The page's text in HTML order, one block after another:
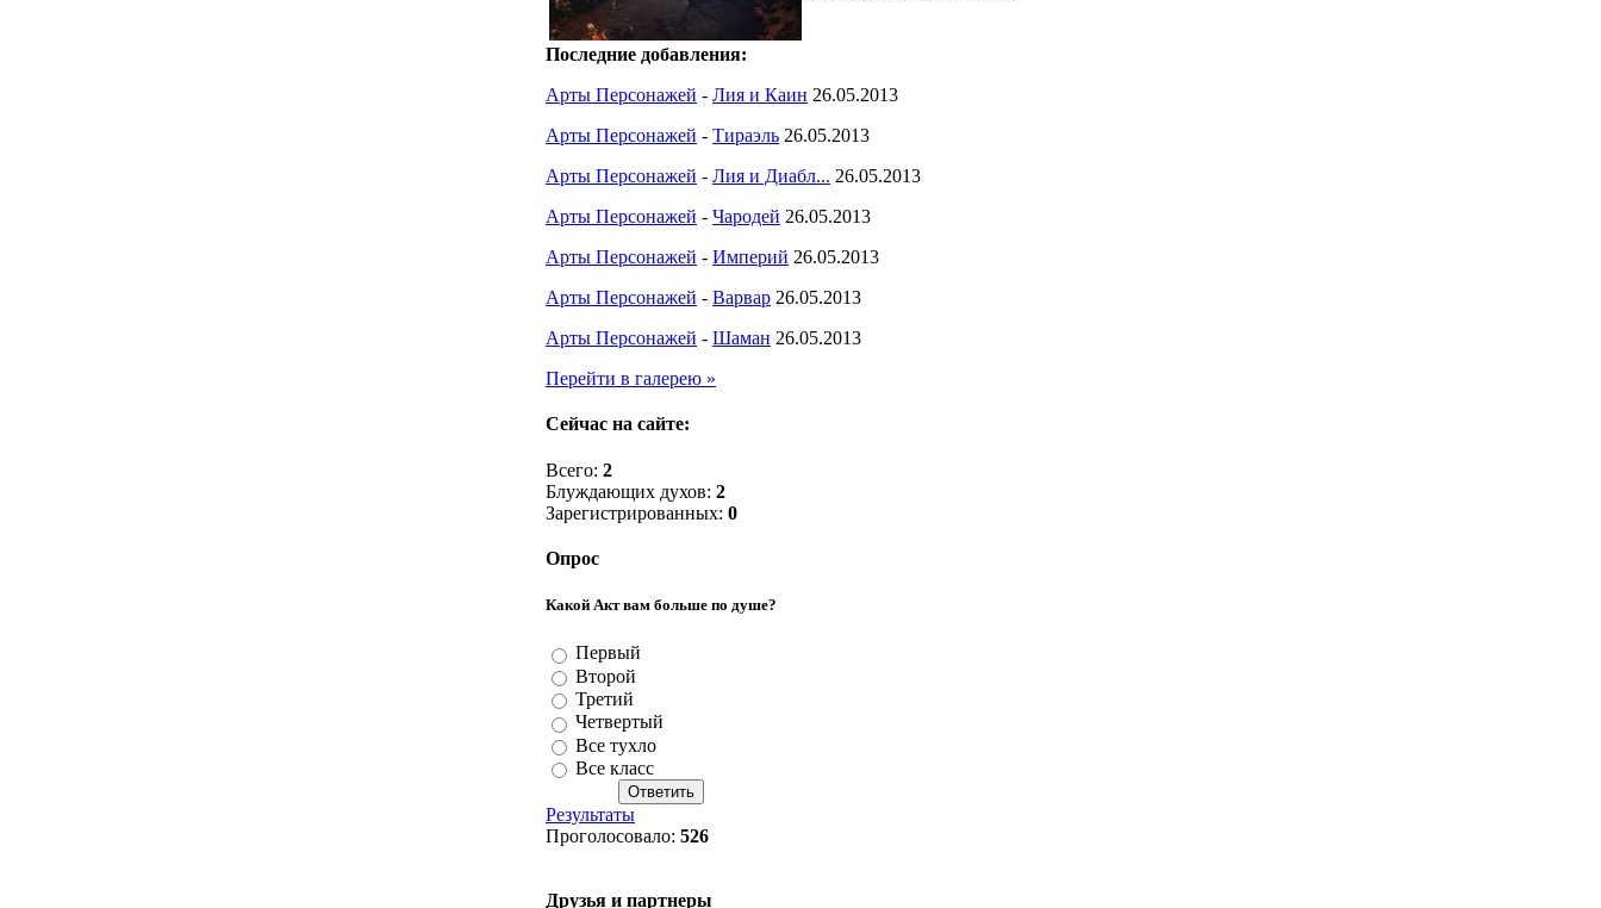
Последние добавления:
Арты Персонажей - Лия и Каин 26.05.2013
Арты Персонажей - Тираэль 26.05.2013
Арты Персонажей - Лия и Диабл... 26.05.2013
Арты Персонажей - Чародей 26.05.2013
Арты Персонажей - Империй 26.05.2013
Арты Персонажей - Варвар 26.05.2013
Арты Персонажей - Шаман 26.05.2013
Перейти в галерею »
Сейчас на сайте:
Всего: 2
Блуждающих духов: 2
Зарегистрированных: 0
Опрос
Какой Акт вам больше по душе?
Первый
Второй
Третий
Четвертый
Все тухло
Все класс
Результаты
Проголосовало: 526
Друзья и партнеры